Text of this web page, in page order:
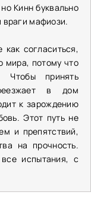
Кинн буквально
враги мафиози.
согласиться,
мира, потому что
Чтобы принять
в дом
к зарождению
Этот путь не
и препятствий,
на прочность.
испытания, с